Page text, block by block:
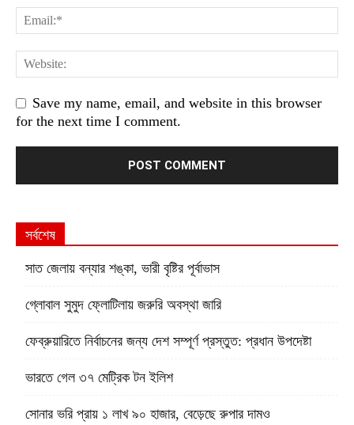
Save my name, email, and website in this browser
for the next time I comment.
সর্বশেষ
সাত জেলায় বন্যার শঙ্কা, ভারী বৃষ্টির পূর্বাভাস
গ্লোবাল সুমুদ ফ্লোটিলায় জরুরি অবস্থা জারি
ফেব্রুয়ারিতে নির্বাচনের জন্য দেশ সম্পূর্ণ প্রস্তুত: প্রধান উপদেষ্টা
ভারতে গেল ৩৭ মেট্রিক টন ইলিশ
সোনার ভরি প্রায় ১ লাখ ৯০ হাজার, বেড়েছে রুপার দামও